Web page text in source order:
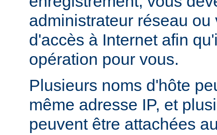
administrateur réseau ou
d'accès à Internet afin
opération pour vous.
Plusieurs noms d'hôte
même adresse IP, et
peuvent être attachées